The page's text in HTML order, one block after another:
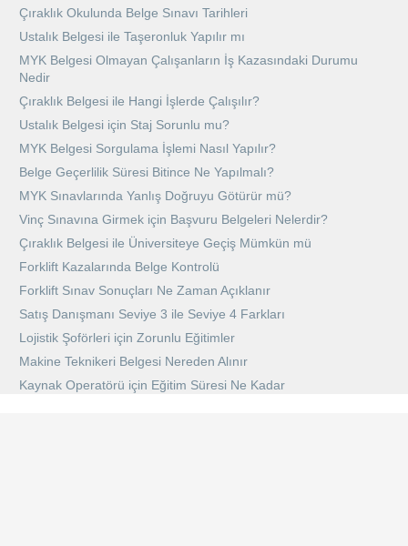
Çıraklık Okulunda Belge Sınavı Tarihleri
Ustalık Belgesi ile Taşeronluk Yapılır mı
MYK Belgesi Olmayan Çalışanların İş Kazasındaki Durumu
Nedir
Çıraklık Belgesi ile Hangi İşlerde Çalışılır?
Ustalık Belgesi için Staj Sorunlu mu?
MYK Belgesi Sorgulama İşlemi Nasıl Yapılır?
Belge Geçerlilik Süresi Bitince Ne Yapılmalı?
MYK Sınavlarında Yanlış Doğruyu Götürür mü?
Vinç Sınavına Girmek için Başvuru Belgeleri Nelerdir?
Çıraklık Belgesi ile Üniversiteye Geçiş Mümkün mü
Forklift Kazalarında Belge Kontrolü
Forklift Sınav Sonuçları Ne Zaman Açıklanır
Satış Danışmanı Seviye 3 ile Seviye 4 Farkları
Lojistik Şoförleri için Zorunlu Eğitimler
Makine Teknikeri Belgesi Nereden Alınır
Kaynak Operatörü için Eğitim Süresi Ne Kadar